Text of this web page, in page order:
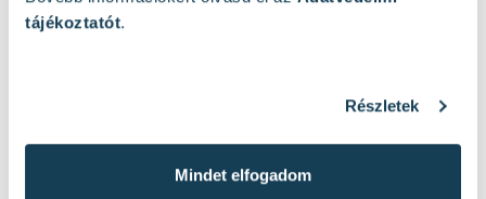
tájékoztatót.
Részletek
Mindet elfogadom
Hasonló termékek